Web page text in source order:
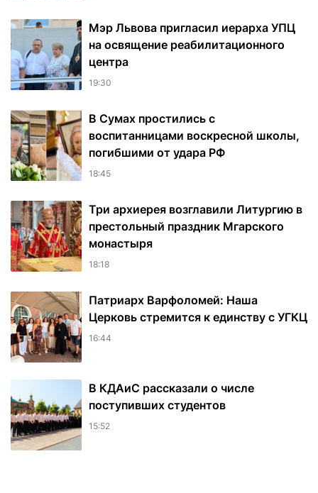
Мэр Львова пригласил иерарха УПЦ
на освящение реабилитационного
центра
19:30
В Сумах простились с
воспитанницами воскресной школы,
погибшими от удара РФ
18:45
Три архиерея возглавили Литургию в
престольный праздник Мгарского
монастыря
18:18
Патриарх Варфоломей: Наша
Церковь стремится к единству с УГКЦ
16:44
В КДАиС рассказали о числе
поступивших студентов
15:52